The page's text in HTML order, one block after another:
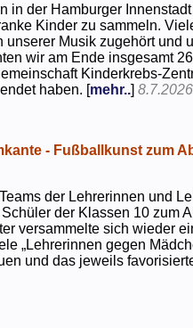
in der Hamburger
Kinder zu sammeln.
Musik zugehört und
wir am Ende insgesamt
Kinderkrebs-
haben. [mehr..]8.7.2026
- Fußballkunst zum
der Lehrerinnen und
der Klassen 10 zum
versammelte sich wieder
„Lehrerinnen gegen
und das jeweils